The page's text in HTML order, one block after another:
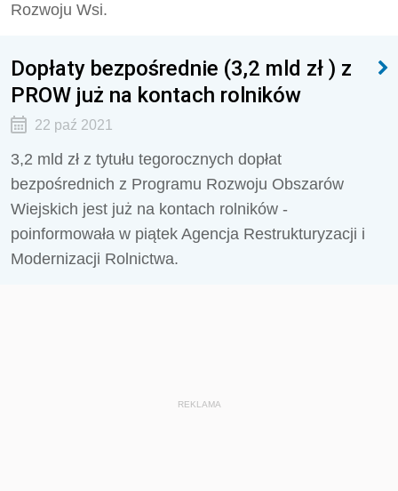
Rozwoju Wsi.
Dopłaty bezpośrednie (3,2 mld zł ) z
PROW już na kontach rolników
22 paź 2021
3,2 mld zł z tytułu tegorocznych dopłat
bezpośrednich z Programu Rozwoju Obszarów
Wiejskich jest już na kontach rolników -
poinformowała w piątek Agencja Restrukturyzacji i
Modernizacji Rolnictwa.
REKLAMA